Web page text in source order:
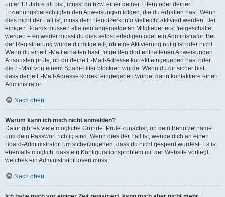
unter 13 Jahre alt bist, musst du bzw. einer deiner Eltern oder deiner
Erziehungsberechtigten den Anweisungen folgen, die du erhalten hast. Wenn
dies nicht der Fall ist, muss dein Benutzerkonto vielleicht aktiviert werden. Bei
einigen Boards müssen alle neu angemeldeten Mitglieder erst freigeschaltet
werden – entweder musst du dies selbst erledigen oder ein Administrator. Bei
der Registrierung wurde dir mitgeteilt, ob eine Aktivierung nötig ist oder nicht.
Wenn du eine E-Mail erhalten hast, folge den dort enthaltenen Anweisungen.
Ansonsten prüfe, ob du deine E-Mail-Adresse korrekt eingegeben hast oder
die E-Mail von einem Spam-Filter blockiert wurde. Wenn du dir sicher bist,
dass deine E-Mail-Adresse korrekt eingegeben wurde, dann kontaktiere einen
Administrator.
Nach oben
Warum kann ich mich nicht anmelden?
Dafür gibt es viele mögliche Gründe. Prüfe zunächst, ob dein Benutzername
und dein Passwort richtig sind. Wenn dies der Fall ist, wende dich an einen
Board-Administrator, um sicherzugehen, dass du nicht gesperrt wurdest. Es ist
ebenfalls möglich, dass ein Konfigurationsproblem mit der Website vorliegt,
welches ein Administrator lösen muss.
Nach oben